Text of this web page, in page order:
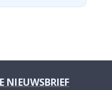
NIEUWSBRIEF